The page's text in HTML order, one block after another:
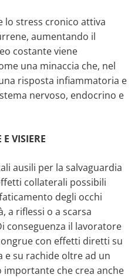
lo stress cronico attiva
aumentando il
costante viene
una minaccia che, nel
risposta infiammatoria e
nervoso, endocrino e
VISIERE
ausili per la salvaguardia
collaterali possibili
degli occhi
a riflessi o a scarsa
conseguenza il lavoratore
con effetti diretti su
e su rachide oltre ad un
che crea anche